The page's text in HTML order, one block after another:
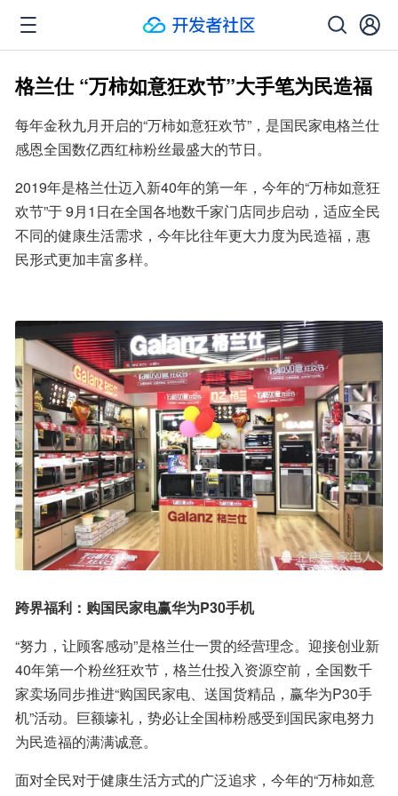
格兰仕 “万柿如意狂欢节”大手笔为民造福
每年金秋九月开启的“万柿如意狂欢节”，是国民家电格兰仕
感恩全国数亿西红柿粉丝最盛大的节日。
2019年是格兰仕迈入新40年的第一年，今年的“万柿如意狂
欢节”于 9月1日在全国各地数千家门店同步启动，适应全民
不同的健康生活需求，今年比往年更大力度为民造福，惠
民形式更加丰富多样。
跨界福利：购国民家电赢华为P30手机
“努力，让顾客感动”是格兰仕一贯的经营理念。迎接创业新
40年第一个粉丝狂欢节，格兰仕投入资源空前，全国数千
家卖场同步推进“购国民家电、送国货精品，赢华为P30手
机”活动。巨额壕礼，势必让全国柿粉感受到国民家电努力
为民造福的满满诚意。
面对全民对于健康生活方式的广泛追求，今年的“万柿如意